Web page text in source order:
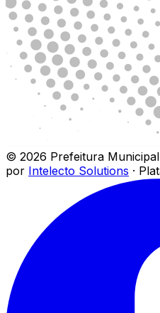
© 2026 Prefeitura
por Intelecto Solutions ·